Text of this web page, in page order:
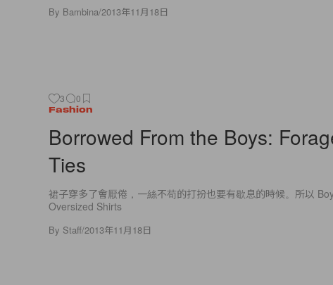
By Bambina/2013年11月18日
3 0
Fashion
Borrowed From the Boys:
Ties
裙子穿多了會厭倦，一絲不苟的打扮也要有歇息的時候。所以
Oversized Shirts
By Staff/2013年11月18日